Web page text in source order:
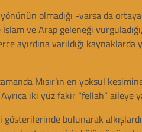
olmadığı -varsa da
ve Arap geleneği
ayırdına varıldığı
Mısır’ın en yoksul
iki yüz fakir “fellah” aileye
bulunarak